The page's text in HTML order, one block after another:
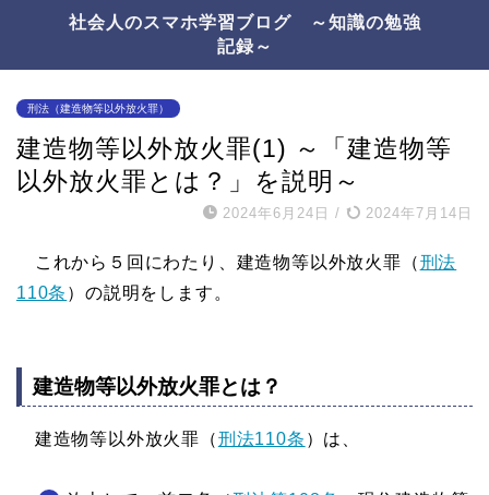
社会人のスマホ学習ブログ ～知識の勉強
記録～
刑法（建造物等以外放火罪）
建造物等以外放火罪(1) ～「建造物等
以外放火罪とは？」を説明～
2024年6月24日 / 2024年7月14日
これから５回にわたり、建造物等以外放火罪（刑法
110条 ）の説明をします。
建造物等以外放火罪とは？
建造物等以外放火罪（刑法110条 ）は、